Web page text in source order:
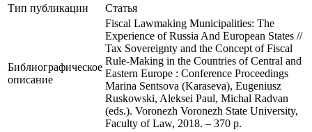
Тип публикации
Статья
Библиографическое
описание
Fiscal Lawmaking Municipalities: The
Experience of Russia And European States //
Tax Sovereignty and the Concept of Fiscal
Rule-Making in the Countries of Central and
Eastern Europe : Conference Proceedings
Marina Sentsova (Karaseva), Eugeniusz
Ruskowski, Aleksei Paul, Michal Radvan
(eds.). Voronezh Voronezh State University,
Faculty of Law, 2018. – 370 p.